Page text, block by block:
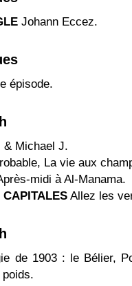
Johann Eccez.
épisode.
& Michael J.
La vie aux
midi à Al-Manama.
CAPITALES Allez les
de 1903 : le Bélier,